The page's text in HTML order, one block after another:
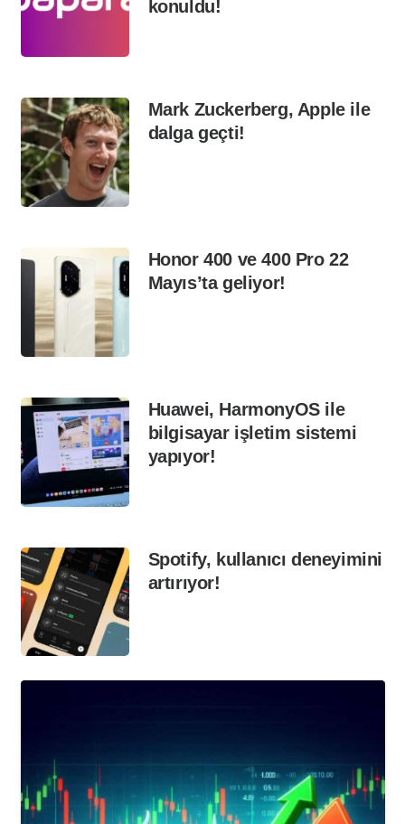
konuldu!
Mark Zuckerberg, Apple ile
dalga geçti!
Honor 400 ve 400 Pro 22
Mayıs’ta geliyor!
Huawei, HarmonyOS ile
bilgisayar işletim sistemi
yapıyor!
Spotify, kullanıcı deneyimini
artırıyor!